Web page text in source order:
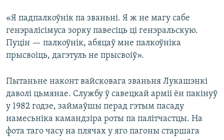
«Я падпалкоўнік па званьні. Я ж не магу сабе
генэралісімуса зорку павесіць ці генэральскую.
Пуцін — палкоўнік, абяцаў мне палкоўніка
прысвоіць, дагэтуль не прысвоіў».
Пытаньне наконт вайсковага званьня Лукашэнкі
даволі цьмянае. Службу ў савецкай арміі ён пакінуў
у 1982 годзе, займаўшы перад гэтым пасаду
намесьніка камандзіра роты па палітчастцы. На
фота таго часу на плячах у яго пагоны старшага